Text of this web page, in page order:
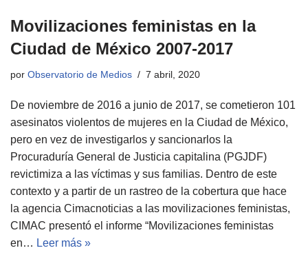
Movilizaciones feministas en la
Ciudad de México 2007-2017
por Observatorio de Medios 7 abril, 2020
De noviembre de 2016 a junio de 2017, se cometieron 101
asesinatos violentos de mujeres en la Ciudad de México,
pero en vez de investigarlos y sancionarlos la
Procuraduría General de Justicia capitalina (PGJDF)
revictimiza a las víctimas y sus familias. Dentro de este
contexto y a partir de un rastreo de la cobertura que hace
la agencia Cimacnoticias a las movilizaciones feministas,
CIMAC presentó el informe “Movilizaciones feministas
en… Leer más »